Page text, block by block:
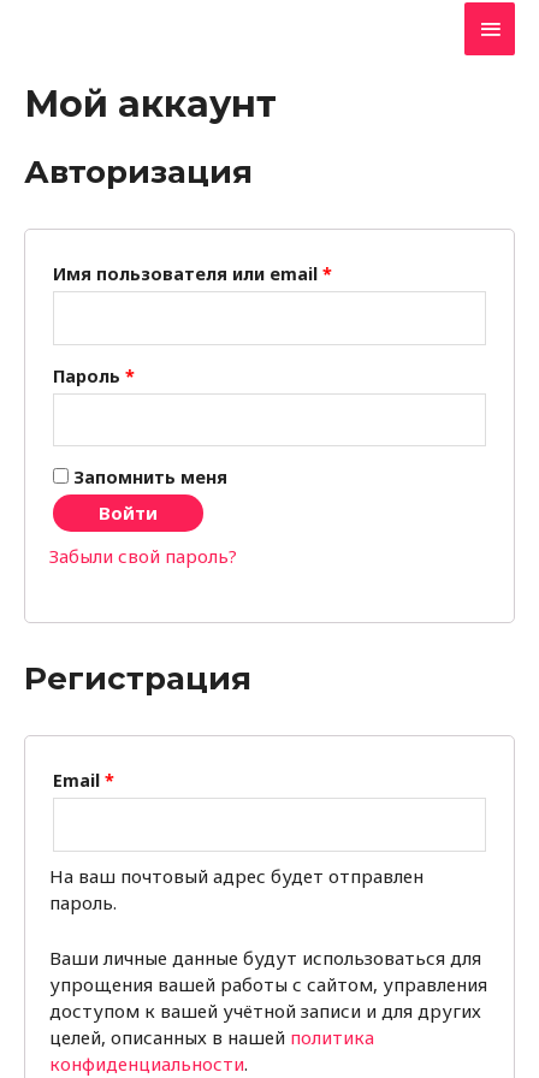
Мой аккаунт
Авторизация
Имя пользователя или email *
Пароль *
Запомнить меня
Войти
Забыли свой пароль?
Регистрация
Email *
На ваш почтовый адрес будет отправлен
пароль.
Ваши личные данные будут использоваться для
упрощения вашей работы с сайтом, управления
доступом к вашей учётной записи и для других
целей, описанных в нашей политика
конфиденциальности.